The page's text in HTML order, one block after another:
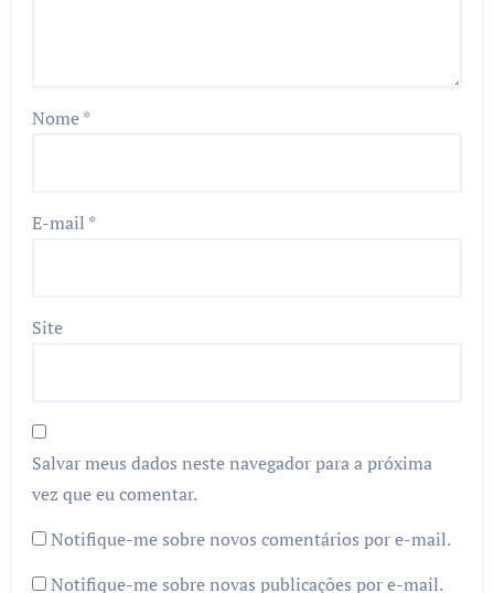
Nome*
E-mail *
Site
Salvar meus dados neste navegador para a próxima
vez que eu comentar.
Notifique-me sobre novos comentários por e-mail.
Notifique-me sobre novas publicações por e-mail.